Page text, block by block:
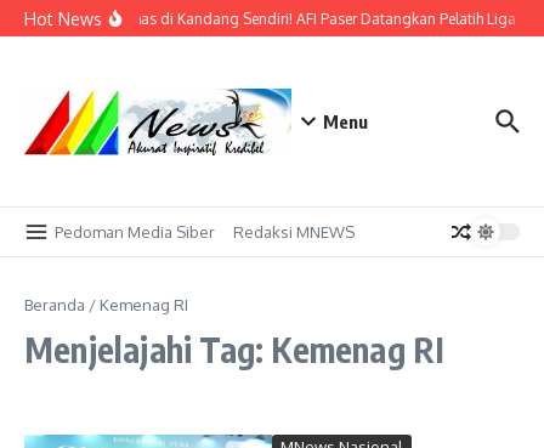
Lewati ke konten
Hot NewsBidik Emas di Kandang Sendiri! AFI Paser Datangkan Pelatih Liga
Menu
Pedoman Media Siber Redaksi MNEWS
Beranda / Kemenag RI
Menjelajahi Tag: Kemenag RI